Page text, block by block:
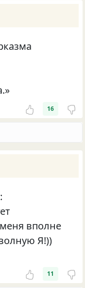
16
вполне
Я!))
11